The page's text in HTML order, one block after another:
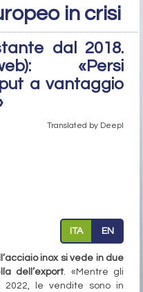
in crisi
dal 2018.
«Persi
a vantaggio
Translated by Deepl
ITA EN
inox si vede in due
dell’export. «Mentre gli
le vendite sono in